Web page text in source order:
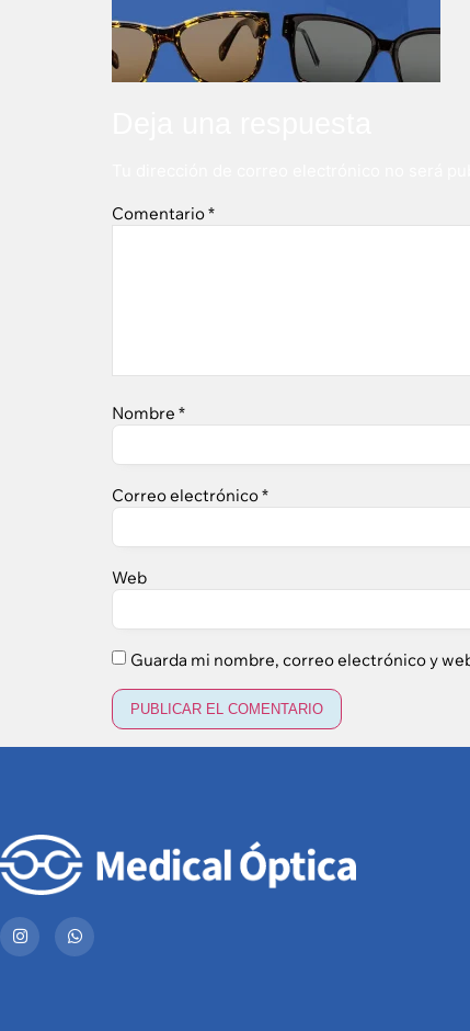
Comentario*
Nombre *
Correo electrónico*
Web
Guarda mi nombre, correo electrónico y